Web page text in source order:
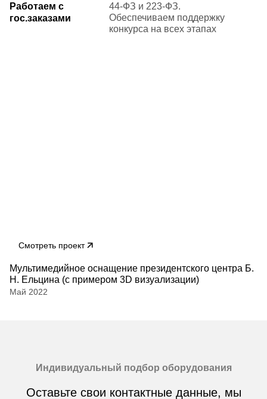
Смотреть проект
Мультимедийное оснащение президентского центра Б.
Н. Ельцина (с примером 3D визуализации)
Май 2022
Работаем с
гос.заказами
44-ФЗ и 223-ФЗ.
Обеспечиваем поддержку
конкурса на всех этапах
Индивидуальный подбор оборудования
Оставьте свои контактные данные, мы